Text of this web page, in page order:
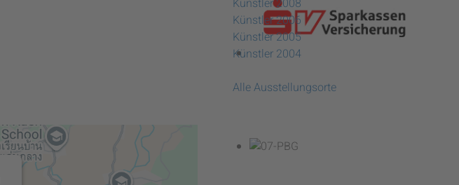
Künstler 2008
Künstler 2006
Künstler 2005
Künstler 2004
Alle Ausstellungsorte